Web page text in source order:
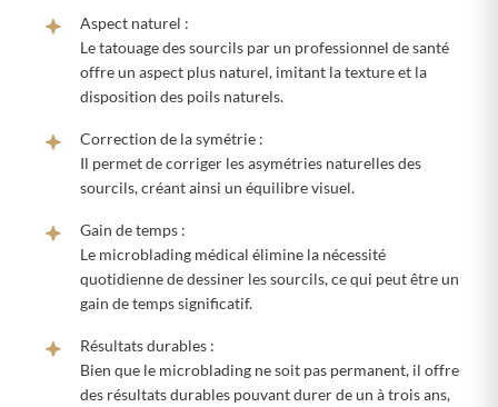
Aspect naturel :
Le tatouage des sourcils par un professionnel de santé
offre un aspect plus naturel, imitant la texture et la
disposition des poils naturels.
Correction de la symétrie :
Il permet de corriger les asymétries naturelles des
sourcils, créant ainsi un équilibre visuel.
Gain de temps :
Le microblading médical élimine la nécessité
quotidienne de dessiner les sourcils, ce qui peut être un
gain de temps significatif.
Résultats durables :
Bien que le microblading ne soit pas permanent, il offre
des résultats durables pouvant durer de un à trois ans,